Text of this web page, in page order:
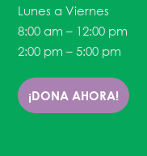
Lunes a Viernes
8:00 am – 12:00 pm
2:00 pm – 5:00 pm
¡DONA AHORA!